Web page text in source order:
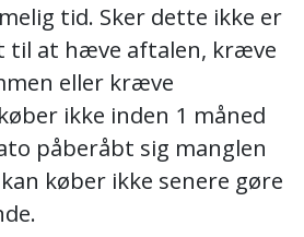
tid. Sker dette ikke er
til at hæve aftalen, kræve
eller kræve
ikke inden 1 måned
påberåbt sig manglen
køber ikke senere gøre